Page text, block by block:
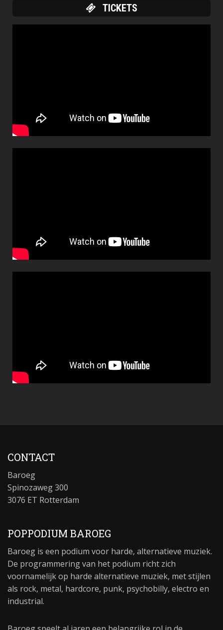
TICKETS
CONTACT
Baroeg
Spinozaweg 300
3076 ET Rotterdam
POPPODIUM BAROEG
Baroeg is een podium voor harde, alternatieve muziek.
De programmering van het podium richt zich
voornamelijk op harde alternatieve muziek, met stijlen
als rock, metal, hardcore, punk, psychobilly, electro en
industrial.